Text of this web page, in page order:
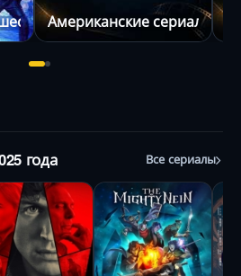
во времени
Американские сериалы
года Все сериалы